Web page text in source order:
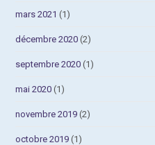
mars 2021 (1)
décembre 2020 (2)
septembre 2020 (1)
mai 2020 (1)
novembre 2019 (2)
octobre 2019 (1)